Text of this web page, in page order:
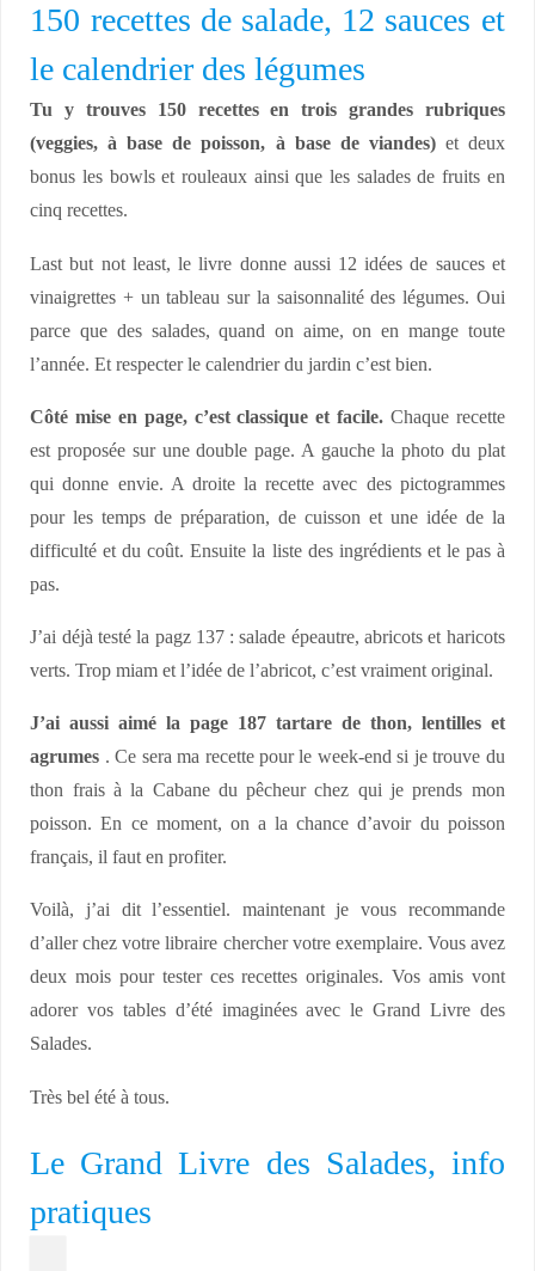
150 recettes de salade, 12 sauces et
le calendrier des légumes
Tu y trouves 150 recettes en trois grandes rubriques
(veggies, à base de poisson, à base de viandes)et deux
bonus les bowls et rouleaux ainsi que les salades de fruits en
cinq recettes.
Last but not least, le livre donne aussi 12 idées de sauces et
vinaigrettes + un tableau sur la saisonnalité des légumes. Oui
parce que des salades, quand on aime, on en mange toute
l’année. Et respecter le calendrier du jardin c’est bien.
Côté mise en page, c’est classique et facile. Chaque recette
est proposée sur une double page. A gauche la photo du plat
qui donne envie. A droite la recette avec des pictogrammes
pour les temps de préparation, de cuisson et une idée de la
difficulté et du coût. Ensuite la liste des ingrédients et le pas à
pas.
J’ai déjà testé la pagz 137 : salade épeautre, abricots et haricots
verts. Trop miam et l’idée de l’abricot, c’est vraiment original.
J’ai aussi aimé la page 187 tartare de thon, lentilles et
agrumes . Ce sera ma recette pour le week-end si je trouve du
thon frais à la Cabane du pêcheur chez qui je prends mon
poisson. En ce moment, on a la chance d’avoir du poisson
français, il faut en profiter.
Voilà, j’ai dit l’essentiel. maintenant je vous recommande
d’aller chez votre libraire chercher votre exemplaire. Vous avez
deux mois pour tester ces recettes originales. Vos amis vont
adorer vos tables d’été imaginées avec le Grand Livre des
Salades.
Très bel été à tous.
Le Grand Livre des Salades, info
pratiques